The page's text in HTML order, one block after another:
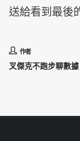
送給看到最後
作者
叉傑克不跑步聊數據